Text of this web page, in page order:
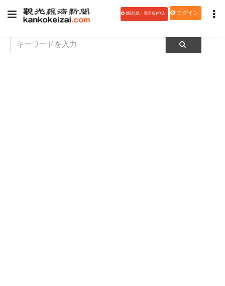
購読(紙・電子版)申込 ログイン